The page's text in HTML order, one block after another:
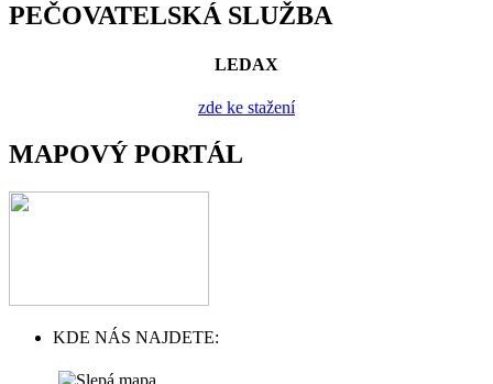
PEČOVATELSKÁ SLUŽBA
LEDAX
zde ke stažení
MAPOVÝ PORTÁL
KDE NÁS NAJDETE: